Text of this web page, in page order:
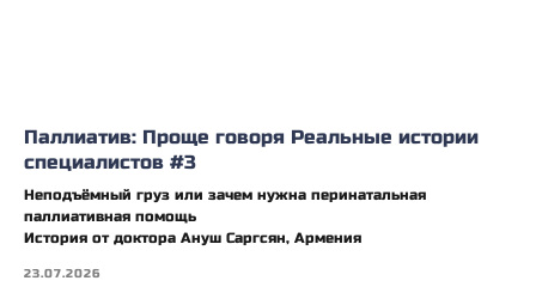
Паллиатив: Проще говоря Реальные истории
специалистов #3
Неподъёмный груз или зачем нужна перинатальная
паллиативная помощь
История от доктора Ануш Саргсян, Армения
23.07.2026